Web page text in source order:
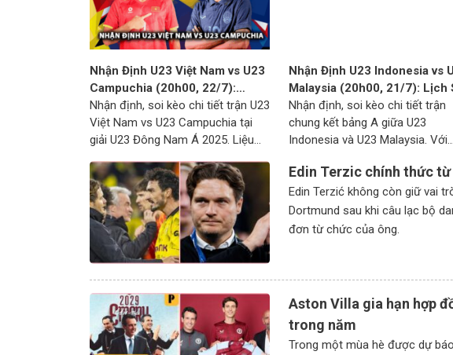
Nhận Định U23 Việt Nam vs U23
Campuchia (20h00, 22/7):
Khẳng Định Ngôi Đầu, Thẳng
Tiến Bán Kết
Nhận định, soi kèo chi tiết trận U23
Việt Nam vs U23 Campuchia tại
giải U23 Đông Nam Á 2025. Liệu
giành chiến thắng đậm để đoạt vé
vào Bán kết?
Nhận Định U23 Indonesia vs
Malaysia (20h00, 21/7): Lịch
Vẫy Gọi, Chủ Nhà Rộng Cửa
Vé
Nhận định, soi kèo chi tiết trận
chung kết bảng A giữa U23
Indonesia và U23 Malaysia. Với
toàn có thể thi triển lối chơi
ngự.
Edin Terzic chính thức
Edin Terzić không còn giữ vai
Dortmund sau khi câu lạc bộ
đơn từ chức của ông.
Aston Villa gia hạn hợp
trong năm
Trong một mùa hè được dự